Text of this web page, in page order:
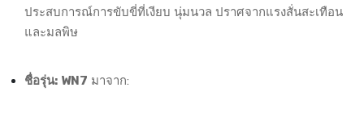
ประสบการณ์การขับขี่ที่เงียบ นุ่มนวล ปราศจากแรงสั่นสะเทือน
และมลพิษ
ชื่อรุ่น: WN7 มาจาก: